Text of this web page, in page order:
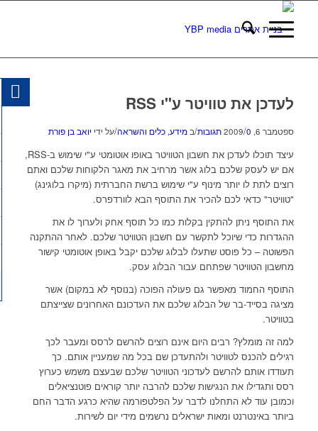
לעדכן את טוויטר ע"י RSS
ספטמבר 6, 2009 /0 תגובות /במידע, כלים והשראה/על ידי יואב בן פורת
עיצד תוכלו לעדכן את חשבון הטוויטר באופו אוטומטי ע"י שימוש ב-RSS,
אם יש לעסק שלכם בלוג אשר מרחיב את מאגר הלקוחות שלכם ואתם
רוצים לתת לו יותר מינוף ע"י שימוש ברשת החברתית (מיקרו בלוגינג)
"טוויטר" כדאי לכם להכיר את התוסף הבא לוורדפרס.
את התוסף ניתן להתקין בקלות כמו כל תוסף אחק ולערוך לו את
ההגדרות כדי שיוכל לתקשר עם חשבון הטוויטר שלכם. לאחר ההתקנה
הפשוטה – כל פוסט שתעלו לבלוג שלכם יקבל באופן אוטומטי קישור
מחשבון הטוויטר שפתחם עבור הבלוג עסק.
התוסף החמוד מאפשר גם פעולה הפוכה (בנוסף לא במקום) אשר
מציגה בסייד-בר של הבלוג שלכם את העדכונם האחרונים שצייצתם
בטוויטר.
למה זה מומלץ? רבים היום אינם רוצים להרשם לרסס ומעבר לכך
רגילים להכנס לטוויטר ולהתעדכן שם בכל מה שמעניין אותם. כך
תעודדו אותם להרשם לעדכוני הטוויטר שלכם שבעצם משמש כערוץ
רסס ותגדילו את הנגישות שלכם להרבה יותר קוראים פוטנציאלים
וכמובן עוד לא התחלנו לדבר על הפלטפורמה שהיא כרגע הדבר החם
ביותר באינטרנט ומאות ישראלים נרשמים מידי יום לשירות.